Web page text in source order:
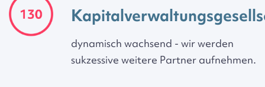
dynamisch wachsend - wir werden
sukzessive weitere Partner aufnehmen.